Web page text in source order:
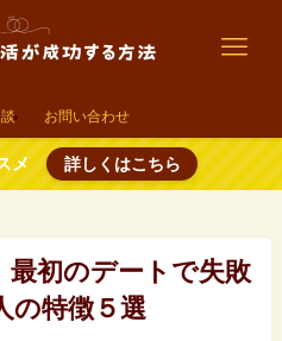
お問い合わせ
メ 詳しくはこちら
最初のデートで失敗
の特徴５選